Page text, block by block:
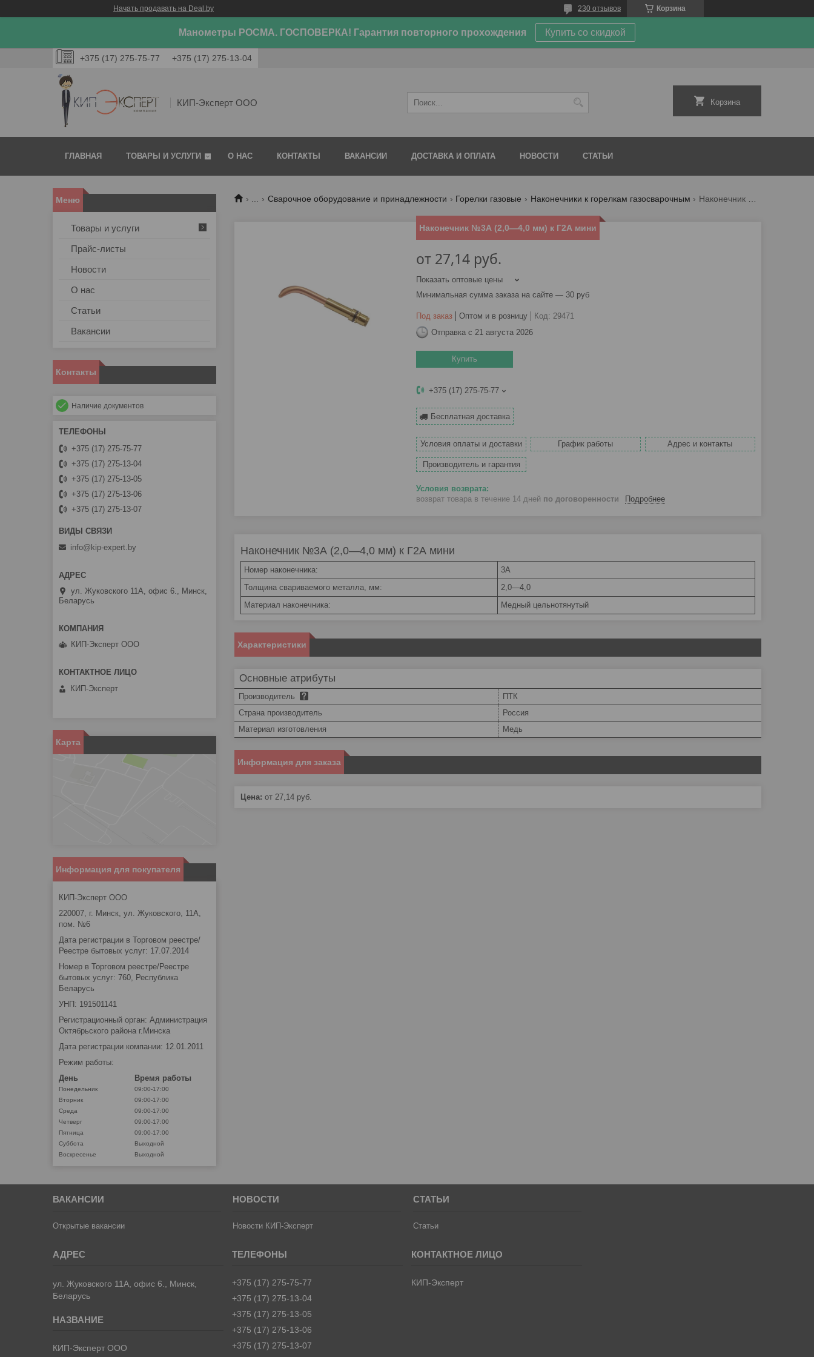
Начать продавать на Deal.by Корзина
230 отзывов
Манометры РОСМА. ГОСПОВЕРКА! Гарантия повторного прохождения Купить со скидкой
+375 (17) 275-75-77 +375 (17) 275-13-04
КИП-Эксперт ООО Корзина
ГЛАВНАЯ ТОВАРЫ И УСЛУГИ О НАС КОНТАКТЫ ВАКАНСИИ ДОСТАВКА И ОПЛАТА НОВОСТИ СТАТЬИ
... Сварочное оборудование и принадлежности Горелки газовые Наконечники к горелкам газосварочным Наконечник №3а (2,0—4,0 мм) к г2а мини
Наконечник №3А (2,0—4,0 мм) к Г2А мини
от 27,14 руб.
Показать оптовые цены
Минимальная сумма заказа на сайте — 30 руб
Под заказ Оптом и в розницу Код: 29471
Отправка с 21 августа 2026
Купить
+375 (17) 275-75-77
Бесплатная доставка
Условия оплаты и доставки График работы Адрес и контакты
Производитель и гарантия
возврат товара в течение 14 дней по договоренности Подробнее
Наконечник №3А (2,0—4,0 мм) к Г2А мини
Номер наконечника:
3А
Толщина свариваемого металла, мм:
2,0—4,0
Материал наконечника:
Медный цельнотянутый
Характеристики
Основные атрибуты
Производитель
ПТК
Страна производитель
Россия
Материал изготовления
Медь
Информация для заказа
Цена: от 27,14 руб.
Товары и услуги
Прайс-листы
Новости
О нас
Статьи
Вакансии
Контакты
Наличие документов
+375 (17) 275-75-77
+375 (17) 275-13-04
+375 (17) 275-13-05
+375 (17) 275-13-06
+375 (17) 275-13-07
info@kip-expert.by
ул. Жуковского 11А, офис 6., Минск,
Беларусь
КИП-Эксперт ООО
КИП-Эксперт
Карта
Информация для покупателя
КИП-Эксперт ООО
220007, г. Минск, ул. Жуковского, 11А,
пом. №6
Дата регистрации в Торговом реестре/
Реестре бытовых услуг: 17.07.2014
Номер в Торговом реестре/Реестре
бытовых услуг: 760, Республика
Беларусь
УНП: 191501141
Регистрационный орган: Администрация
Октябрьского района г.Минска
Дата регистрации компании: 12.01.2011
Режим работы:
День
Время работы
Понедельник
09:00-17:00
Вторник
09:00-17:00
Среда
09:00-17:00
Четверг
09:00-17:00
Пятница
09:00-17:00
Суббота
Выходной
Воскресенье
Выходной
ВАКАНСИИ
Открытые вакансии
НОВОСТИ
Новости КИП-Эксперт
СТАТЬИ
Статьи
ул. Жуковского 11А, офис 6., Минск,
Беларусь
КИП-Эксперт ООО
+375 (17) 275-75-77
+375 (17) 275-13-04
+375 (17) 275-13-05
+375 (17) 275-13-06
+375 (17) 275-13-07
КИП-Эксперт